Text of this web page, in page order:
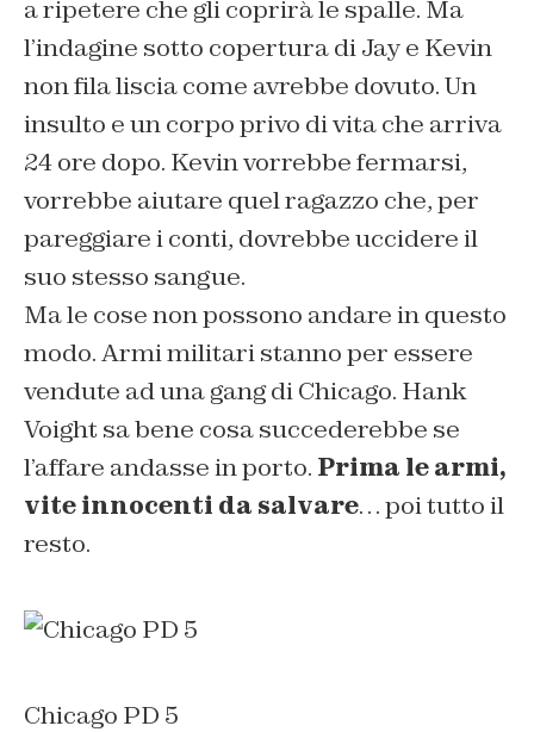
a ripetere che gli coprirà le spalle. Ma
l’indagine sotto copertura di Jay e Kevin
non fila liscia come avrebbe dovuto. Un
insulto e un corpo privo di vita che arriva
24 ore dopo. Kevin vorrebbe fermarsi,
vorrebbe aiutare quel ragazzo che, per
pareggiare i conti, dovrebbe uccidere il
suo stesso sangue.
Ma le cose non possono andare in questo
modo. Armi militari stanno per essere
vendute ad una gang di Chicago. Hank
Voight sa bene cosa succederebbe se
l’affare andasse in porto. Prima le armi,
vite innocenti da salvare… poi tutto il
resto.
Chicago PD 5